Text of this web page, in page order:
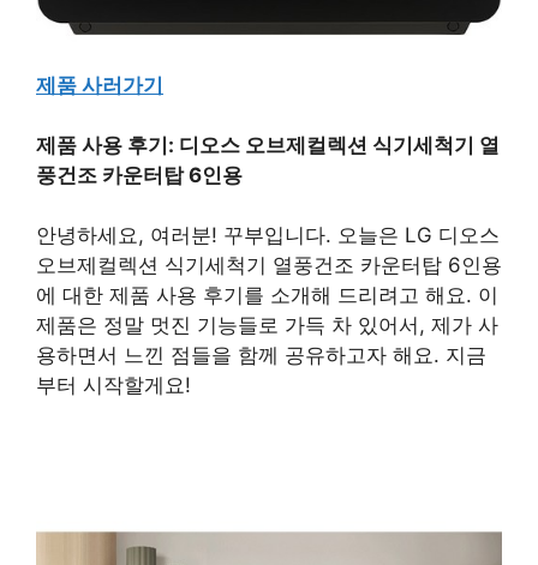
제품 사러가기
제품 사용 후기: 디오스 오브제컬렉션 식기세척기 열
풍건조 카운터탑 6인용
안녕하세요, 여러분! 꾸부입니다. 오늘은 LG 디오스
오브제컬렉션 식기세척기 열풍건조 카운터탑 6인용
에 대한 제품 사용 후기를 소개해 드리려고 해요. 이
제품은 정말 멋진 기능들로 가득 차 있어서, 제가 사
용하면서 느낀 점들을 함께 공유하고자 해요. 지금
부터 시작할게요!